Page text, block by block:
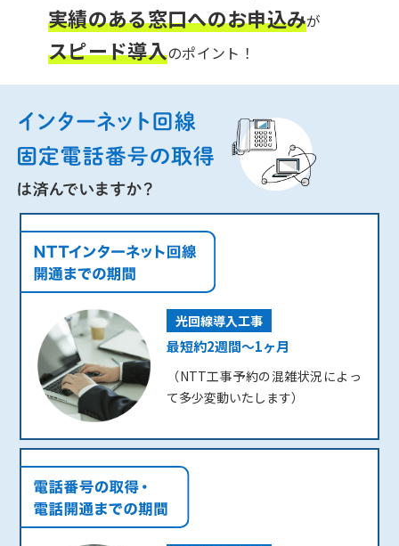
実績のある窓口へのお申込みが
スピード導入のポイント！
光回線導入工事
最短約2週間～1ヶ月
（NTT工事予約の混雑状況によっ
て多少変動いたします）